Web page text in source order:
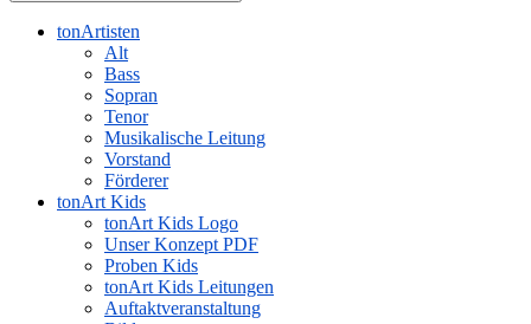
tonArtisten
Alt
Bass
Sopran
Tenor
Musikalische Leitung
Vorstand
Förderer
tonArt Kids
tonArt Kids Logo
Unser Konzept PDF
Proben Kids
tonArt Kids Leitungen
Auftaktveranstaltung